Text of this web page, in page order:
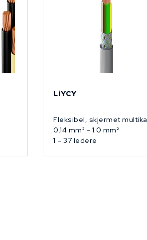
LiYCY
Fleksibel, skjermet
0.14 mm² – 1.0 mm²
1 – 37 ledere